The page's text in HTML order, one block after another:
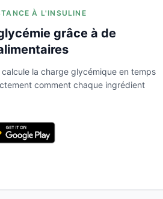
À L'INSULINE
grâce à de
la charge glycémique en temps
comment chaque ingrédient